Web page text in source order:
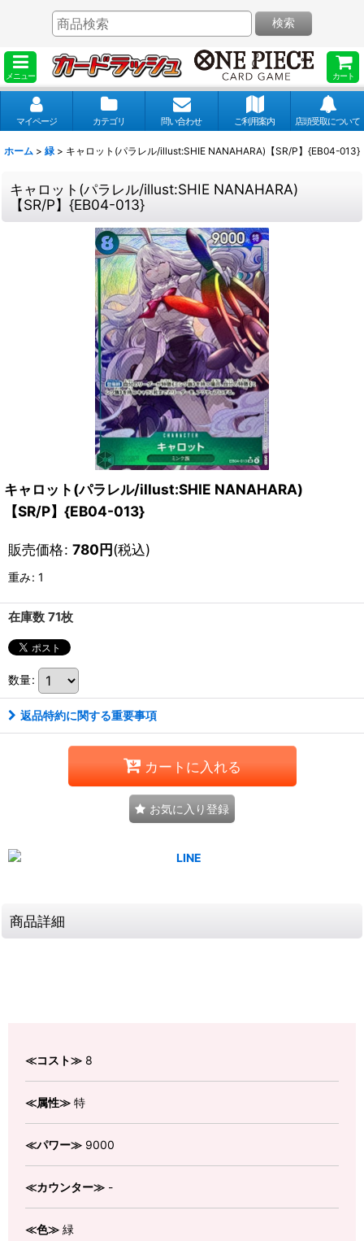
メニュー カート
検索
マイページ カテゴリ 問い合わせ ご利用案内 店頭受取について
ホーム > 緑 > キャロット(パラレル/illust:SHIE NANAHARA)【SR/P】{EB04-013}
キャロット(パラレル/illust:SHIE NANAHARA)
【SR/P】{EB04-013}
キャロット(パラレル/illust:SHIE NANAHARA)
【SR/P】{EB04-013}
販売価格: 780円(税込)
重み: 1
在庫数 71枚
数量:
返品特約に関する重要事項
カートに入れる
お気に入り登録
商品詳細
≪コスト≫ 8
≪属性≫ 特
≪パワー≫ 9000
≪カウンター≫ -
≪色≫ 緑